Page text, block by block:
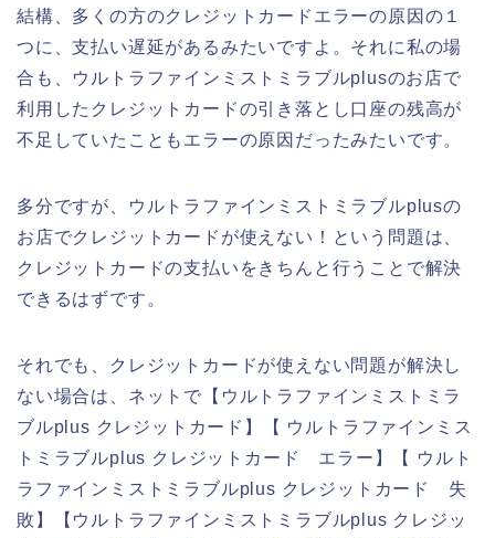
結構、多くの方のクレジットカードエラーの原因の１
つに、支払い遅延があるみたいですよ。それに私の場
合も、ウルトラファインミストミラブルplusのお店で
利用したクレジットカードの引き落とし口座の残高が
不足していたこともエラーの原因だったみたいです。
多分ですが、ウルトラファインミストミラブルplusの
お店でクレジットカードが使えない！という問題は、
クレジットカードの支払いをきちんと行うことで解決
できるはずです。
それでも、クレジットカードが使えない問題が解決し
ない場合は、ネットで【ウルトラファインミストミラ
ブルplus クレジットカード】【 ウルトラファインミス
トミラブルplus クレジットカード エラー】【 ウルト
ラファインミストミラブルplus クレジットカード 失
敗】【ウルトラファインミストミラブルplus クレジッ